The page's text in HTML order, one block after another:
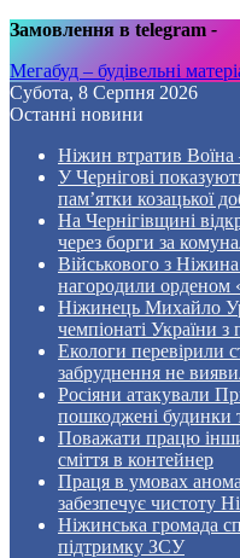
Замовлення в telegram -
Мегабуд – будівельні
Субота, 8 Серпня 2026
Останні новини
Ніжин втратив
У Чернігові
пам’ятки козацької
На Чернігівщині
через борги за
Військового з
нагородили орденом
Ніжинець Михайло
чемпіонаті України з
Екологи перевірили
забруднення не
Росіяни атакували
пошкоджені будинки
Поважати працю
сміття в контейнер
Праця в умовах
забезпечує чистоту
Ніжинська громада
підтримку ЗСУ